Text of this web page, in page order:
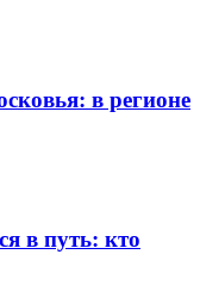
в регионе
в путь: кто